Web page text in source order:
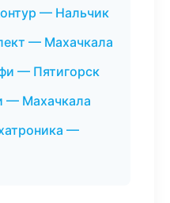
— Нальчик
— Махачкала
— Пятигорск
— Махачкала
—